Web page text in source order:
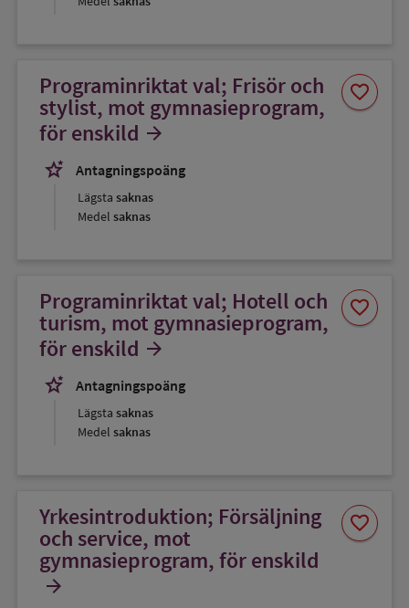
Programinriktat val; Frisör och
stylist, mot gymnasieprogram,
för enskild arrow_forward
stars_2
Antagningspoäng
Lägsta saknas
Medel saknas
favorite
Spara
som
Programinriktat val; Hotell och
turism, mot gymnasieprogram,
för enskild arrow_forward
stars_2
Antagningspoäng
Lägsta saknas
Medel saknas
favorite
Spara
som
Yrkesintroduktion; Försäljning
och service, mot
gymnasieprogram, för enskild
arrow_forward
favorite
Spara
som